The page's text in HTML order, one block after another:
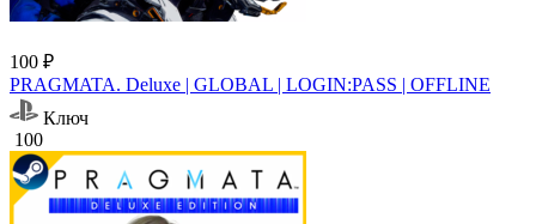
100 ₽
PRAGMATA. Deluxe | GLOBAL | LOGIN:PASS | OFFLINE
Ключ
100